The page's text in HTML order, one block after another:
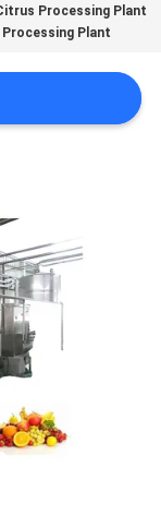
Processing Plant
Plant